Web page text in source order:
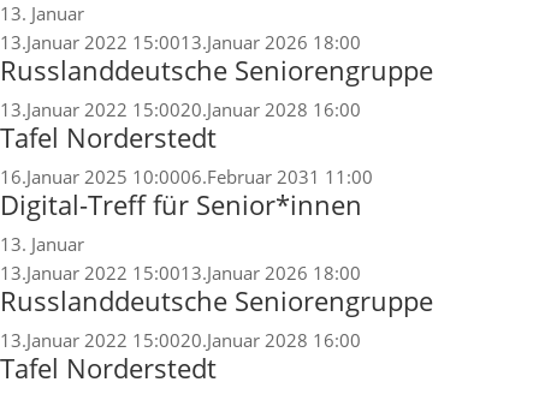
13. Januar
13.Januar 2022 15:0013.Januar 2026 18:00
Russlanddeutsche Seniorengruppe
13.Januar 2022 15:0020.Januar 2028 16:00
Tafel Norderstedt
16.Januar 2025 10:0006.Februar 2031 11:00
Digital-Treff für Senior*innen
13. Januar
13.Januar 2022 15:0013.Januar 2026 18:00
Russlanddeutsche Seniorengruppe
13.Januar 2022 15:0020.Januar 2028 16:00
Tafel Norderstedt